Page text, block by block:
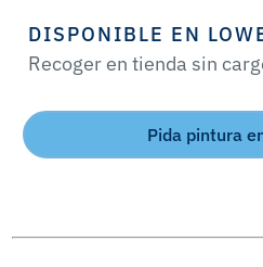
DISPONIBLE EN
Recoger en tienda sin
Pida pintura